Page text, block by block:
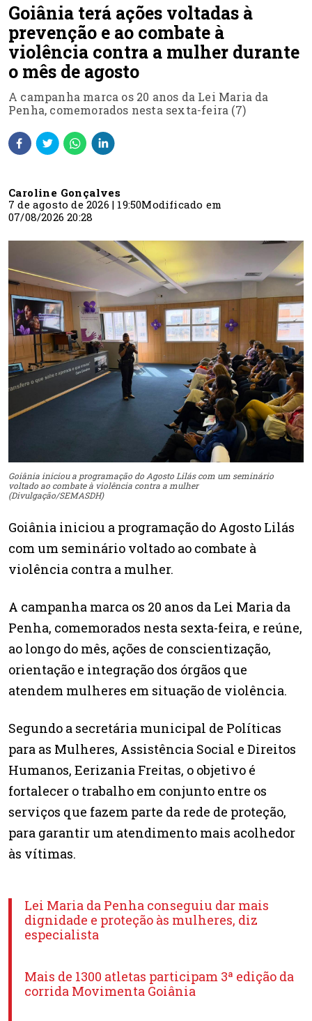
Goiânia terá ações voltadas à
prevenção e ao combate à
violência contra a mulher durante
o mês de agosto
A campanha marca os 20 anos da Lei Maria da
Penha, comemorados nesta sexta-feira (7)
Caroline Gonçalves
7 de agosto de 2026 | 19:50Modificado em
07/08/2026 20:28
Goiânia iniciou a programação do Agosto Lilás com um seminário
voltado ao combate à violência contra a mulher
(Divulgação/SEMASDH)
Goiânia iniciou a programação do Agosto Lilás
com um seminário voltado ao combate à
violência contra a mulher.
A campanha marca os 20 anos da Lei Maria da
Penha, comemorados nesta sexta-feira, e reúne,
ao longo do mês, ações de conscientização,
orientação e integração dos órgãos que
atendem mulheres em situação de violência.
Segundo a secretária municipal de Políticas
para as Mulheres, Assistência Social e Direitos
Humanos, Eerizania Freitas, o objetivo é
fortalecer o trabalho em conjunto entre os
serviços que fazem parte da rede de proteção,
para garantir um atendimento mais acolhedor
às vítimas.
Lei Maria da Penha conseguiu dar mais
dignidade e proteção às mulheres, diz
especialista
Mais de 1300 atletas participam 3ª edição da
corrida Movimenta Goiânia